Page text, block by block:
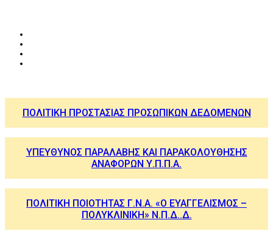
ΠΟΛΙΤΙΚΗ ΠΡΟΣΤΑΣΙΑΣ ΠΡΟΣΩΠΙΚΩΝ ΔΕΔΟΜΕΝΩΝ
ΥΠΕΥΘΥΝΟΣ ΠΑΡΑΛΑΒΗΣ ΚΑΙ ΠΑΡΑΚΟΛΟΥΘΗΣΗΣ
ΑΝΑΦΟΡΩΝ Υ.Π.Π.Α.
ΠΟΛΙΤΙΚΗ ΠΟΙΟΤΗΤΑΣ Γ.Ν.Α. «Ο ΕΥΑΓΓΕΛΙΣΜΟΣ –
ΠΟΛΥΚΛΙΝΙΚΗ» Ν.Π.Δ..Δ.